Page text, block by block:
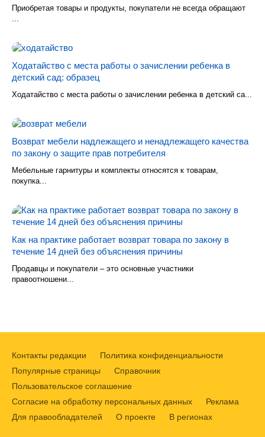
Приобретая товары и продукты, покупатели не всегда обращают
...
Ходатайство с места работы о зачислении ребенка в
детский сад: образец
Ходатайство с места работы о зачислении ребенка в детский са...
Возврат мебели надлежащего и ненадлежащего качества
по закону о защите прав потребителя
Мебельные гарнитуры и комплекты относятся к товарам,
покупка...
Как на практике работает возврат товара по закону в
течение 14 дней без объяснения причины
Продавцы и покупатели – это основные участники
правоотношени...
Контакты редакции
Политика конфиденциальности
Популярные страницы
Справочник
Пользовательское соглашение
Согласие на обработку персональных данных
Реклама
Для правообладателей
О проекте В регионах